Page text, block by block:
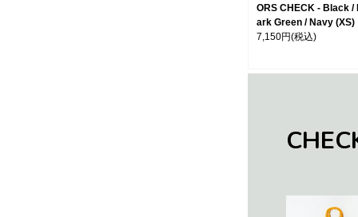
ORS CHECK - Black /
ark Green / Navy (XS)
7,150円(税込)